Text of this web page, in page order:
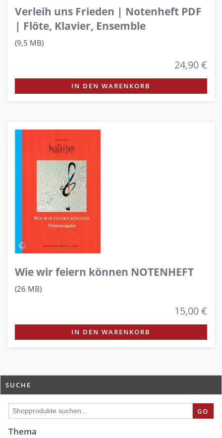
Verleih uns Frieden | Notenheft PDF
| Flöte, Klavier, Ensemble
(9,5 MB)
24,90 €
IN DEN WARENKORB
Wie wir feiern können NOTENHEFT
(26 MB)
15,00 €
IN DEN WARENKORB
SUCHE
GO
Thema